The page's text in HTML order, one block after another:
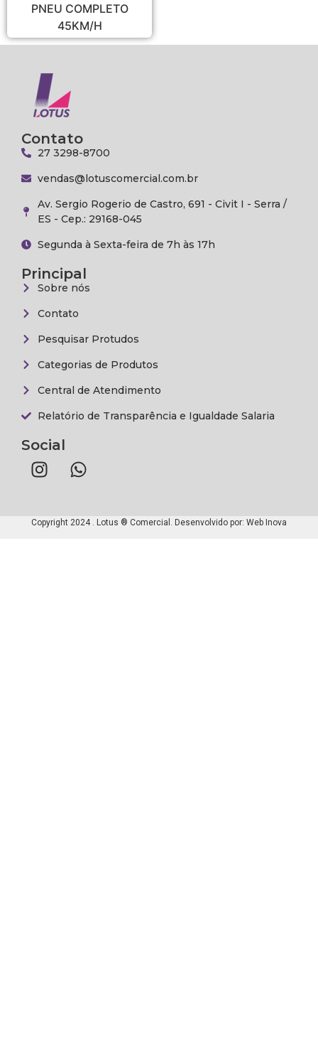
PNEU COMPLETO
45KM/H
Contato
27 3298-8700
vendas@lotuscomercial.com.br
Av. Sergio Rogerio de Castro, 691 - Civit I - Serra /
ES - Cep.: 29168-045
Segunda à Sexta-feira de 7h às 17h
Principal
Sobre nós
Contato
Pesquisar Protudos
Categorias de Produtos
Central de Atendimento
Relatório de Transparência e Igualdade Salaria
Social
Copyright 2024 . Lotus ® Comercial. Desenvolvido por: Web Inova